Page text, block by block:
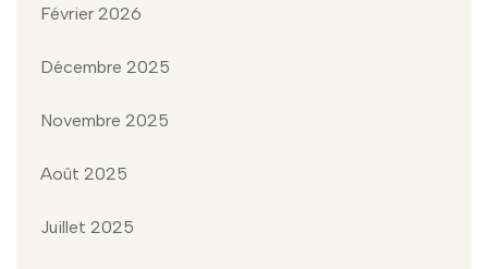
Février 2026
Décembre 2025
Novembre 2025
Août 2025
Juillet 2025